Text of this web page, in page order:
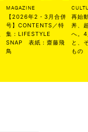
MAGAZINE
【2026年2・3月合併
号】CONTENTS／特
集：LIFESTYLE
SNAP 表紙：齋藤飛
鳥
再始
丼、
へ。
と、
もの